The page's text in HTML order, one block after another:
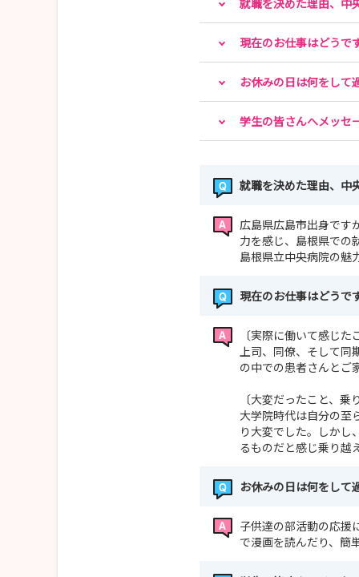
就職を決めた理由、中
現在のお仕事はどうで
お休みの日は何をして
学生の皆さんへメッセ
就職を決めた理由、中
広島県広島市出身です
力を感じ、島根県での
島根県立中央病院の魅
現在のお仕事はどうで
〔実際に働いて感じ
上司、同僚、そして同
の中での患者さんとご
〔大変だったこと、
大学院時代は自分の至
り大変でした。しかし
るものだと感じ乗り越
お休みの日は何をして
子供達の部活動の応援
で漫画を読んだり、簡